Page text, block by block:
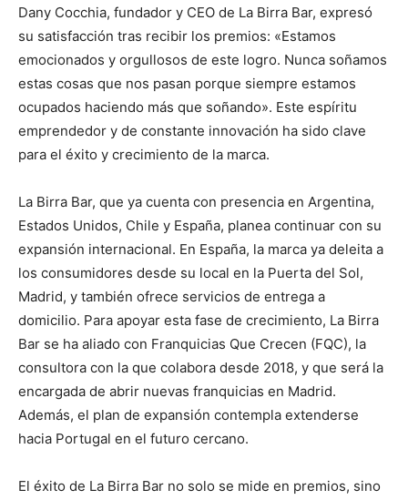
Dany Cocchia, fundador y CEO de La Birra Bar, expresó
su satisfacción tras recibir los premios: «Estamos
emocionados y orgullosos de este logro. Nunca soñamos
estas cosas que nos pasan porque siempre estamos
ocupados haciendo más que soñando». Este espíritu
emprendedor y de constante innovación ha sido clave
para el éxito y crecimiento de la marca.
La Birra Bar, que ya cuenta con presencia en Argentina,
Estados Unidos, Chile y España, planea continuar con su
expansión internacional. En España, la marca ya deleita a
los consumidores desde su local en la Puerta del Sol,
Madrid, y también ofrece servicios de entrega a
domicilio. Para apoyar esta fase de crecimiento, La Birra
Bar se ha aliado con Franquicias Que Crecen (FQC), la
consultora con la que colabora desde 2018, y que será la
encargada de abrir nuevas franquicias en Madrid.
Además, el plan de expansión contempla extenderse
hacia Portugal en el futuro cercano.
El éxito de La Birra Bar no solo se mide en premios, sino